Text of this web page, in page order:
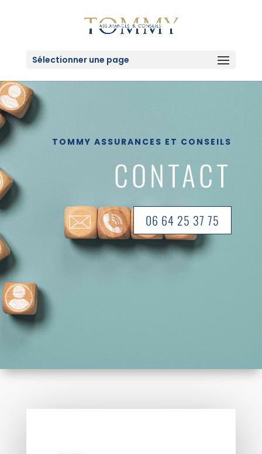
Sélectionner une page
TOMMY ASSURANCES ET CONSEILS
CONTACT
06 64 25 37 75